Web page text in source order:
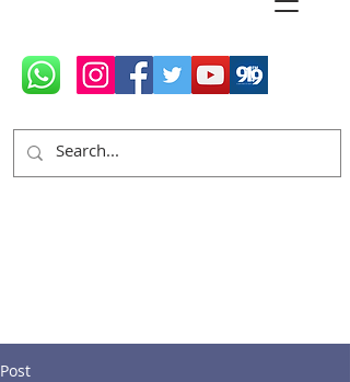
Post